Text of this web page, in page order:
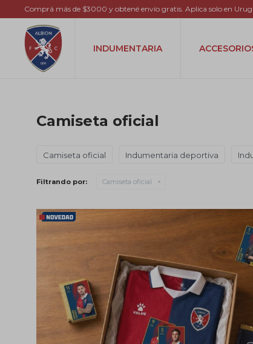
INDUMENTARIA
Comprá más de $3000 y obtené envío gratis. Aplica solo en
Camiseta oficial
Camiseta oficial Indumentaria deportiva
Filtrando por: Camiseta oficial